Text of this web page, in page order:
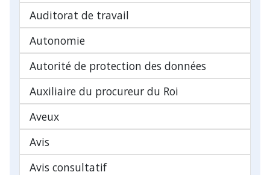
Auditorat de travail
Autonomie
Autorité de protection des données
Auxiliaire du procureur du Roi
Aveux
Avis
Avis consultatif